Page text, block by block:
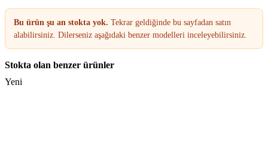
Bu ürün şu an stokta yok. Tekrar geldiğinde bu sayfadan satın
alabilirsiniz. Dilerseniz aşağıdaki benzer modelleri inceleyebilirsiniz.
Stokta olan benzer ürünler
Yeni